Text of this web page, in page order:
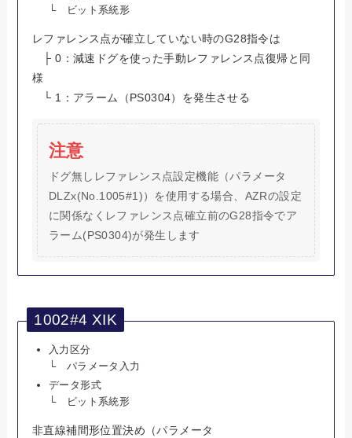
└ ビット系統形
レファレンス点が確立していない時のG28指令は
├ 0：減速ドグを使った手動レファレンス点復帰と同
様
└ 1：アラーム（PS0304）を発生させる
注意
ドグ無しレファレンス点設定機能（パラメータ
DLZx(No.1005#1)）を使用する場合、AZRの設定
に関係なくレファレンス点確立前のG28指令でア
ラーム(PS0304)が発生します
1002#4 XIK
入力区分
└ パラメータ入力
データ形式
└ ビット系統形
非直線補間形位置決め（パラメータ